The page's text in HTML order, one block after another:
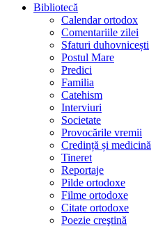
Bibliotecă
Calendar ortodox
Comentariile zilei
Sfaturi duhovnicești
Postul Mare
Predici
Familia
Catehism
Interviuri
Societate
Provocările vremii
Credință și medicină
Tineret
Reportaje
Pilde ortodoxe
Filme ortodoxe
Citate ortodoxe
Poezie creştină